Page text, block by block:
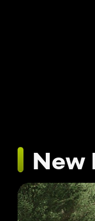
New